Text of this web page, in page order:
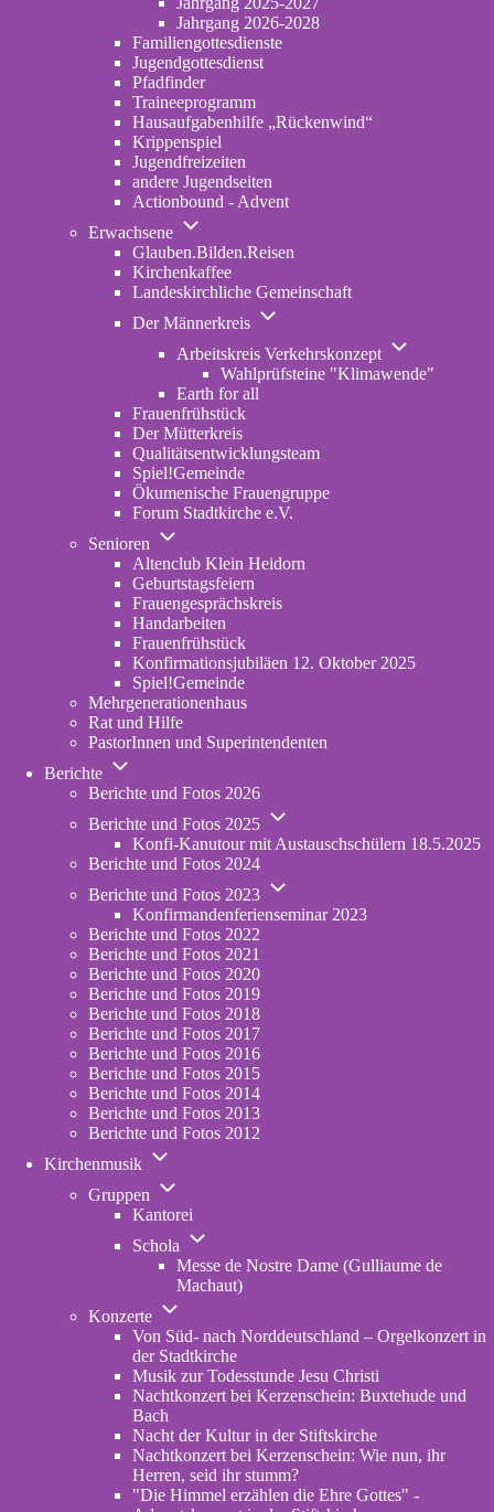
Jahrgang 2026-2028
Familiengottesdienste
Jugendgottesdienst
Pfadfinder(opens
in
new
tab)
Traineeprogramm
Hausaufgabenhilfe „Rückenwind“
Krippenspiel
Jugendfreizeiten
andere Jugendseiten
Actionbound - Advent
Erwachsene
Unternavigation
Erwachsene
Glauben.Bilden.Reisen
new
Kirchenkaffee
Landeskirchliche Gemeinschaft
Der Männerkreis
Unternavigation
Der
Männerkreis
Arbeitskreis Verkehrskonzept
Arbeitskreis
Wahlprüfsteine "Klimawende"
Earth for all
Frauenfrühstück
Der Mütterkreis
Qualitätsentwicklungsteam
Spiel!Gemeinde
Ökumenische Frauengruppe
Forum Stadtkirche e.V.
tab)
Senioren
Unternavigation
Senioren
Altenclub Klein Heidorn
Geburtstagsfeiern
Frauengesprächskreis
Handarbeiten
Frauenfrühstück
Konfirmationsjubiläen 12. Oktober 2025
Spiel!Gemeinde
Mehrgenerationenhaus
new
Rat und Hilfe
PastorInnen und Superintendenten
Berichte
Unternavigation
Berichte
Berichte und Fotos 2026
Berichte und Fotos 2025
Unternavigation
Berichte
Fotos
2025
Konfi-Kanutour mit Austauschschülern 18.5.2025
Berichte und Fotos 2024
Berichte und Fotos 2023
Unternavigation
Berichte
Konfirmandenferienseminar 2023
Berichte und Fotos 2022
Berichte und Fotos 2021
Berichte und Fotos 2020
Berichte und Fotos 2019
Berichte und Fotos 2018
Berichte und Fotos 2017
Berichte und Fotos 2016
Berichte und Fotos 2015
Berichte und Fotos 2014
Berichte und Fotos 2013
Berichte und Fotos 2012
Kirchenmusik
Unternavigation
Kirchenmusik
Gruppen
Unternavigation
Gruppen
Kantorei
Schola
Unternavigation
Schola
Messe de Nostre Dame (Gulliaume de
Machaut)
Konzerte
Unternavigation
Konzerte
Von Süd- nach Norddeutschland – Orgelkonzert in
der Stadtkirche
Musik zur Todesstunde Jesu Christi
Nachtkonzert bei Kerzenschein: Buxtehude und
Bach
Nacht der Kultur in der Stiftskirche
Nachtkonzert bei Kerzenschein: Wie nun, ihr
Herren, seid ihr stumm?
"Die Himmel erzählen die Ehre Gottes" -